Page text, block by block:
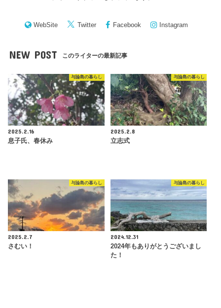
WebSite Twitter Facebook Instagram
NEW POST このライターの最新記事
与論島の暮らし
2025.2.16
息子氏、春休み
与論島の暮らし
2025.2.8
立志式
与論島の暮らし
2025.2.7
さむい！
与論島の暮らし
2024.12.31
2024年もありがとうございまし
た！